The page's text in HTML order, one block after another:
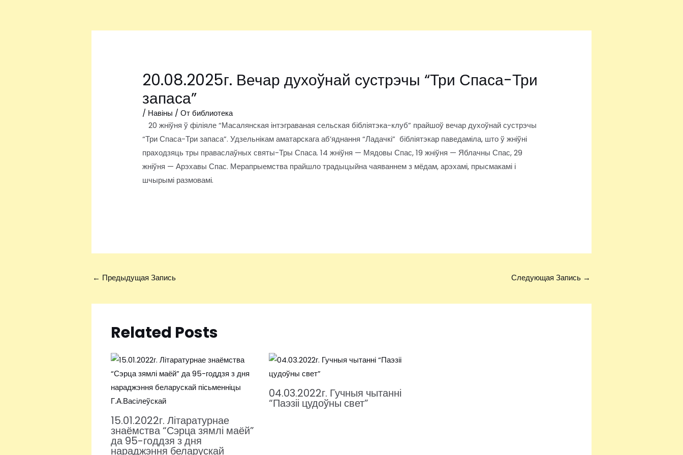
20.08.2025г. Вечар духоўнай сустрэчы “Три Спаса-Три
запаса”
/ Навіны / Отбиблиотека
20 жніўня ў філіяле “Масалянская інтэграваная сельская бібліятэка-клуб” прайшоў вечар духоўнай сустрэчы
“Три Спаса-Три запаса”. Удзельнікам аматарскага аб’яднання “Ладачкі” бібліятэкар паведаміла, што ў жніўні
праходзяць тры праваслаўных святы-Тры Спаса. 14 жніўня — Мядовы Спас, 19 жніўня — Яблачны Спас, 29
жніўня — Арэхавы Спас. Мерапрыемства прайшло традыцыйна чаяваннем з мёдам, арэхамі, прысмакамі і
шчырымі размовамі.
записям
← Предыдущая Запись Следующая Запись →
Related Posts
15.01.2022г. Літаратурнае
знаёмства “Сэрца зямлі маёй”
да 95-годдзя з дня
нараджэння беларускай
04.03.2022г. Гучныя чытанні
“Паэзіі цудоўны свет”